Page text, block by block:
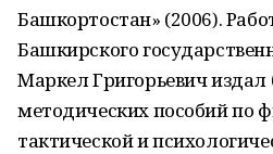
Башкортостан» (2006).
Башкирского
Маркел Григорьевич издал
методических пособий по
тактической и